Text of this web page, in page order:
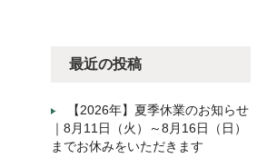
最近の投稿
【2026年】夏季休業のお知らせ
｜8月11日（火）～8月16日（日）
までお休みをいただきます